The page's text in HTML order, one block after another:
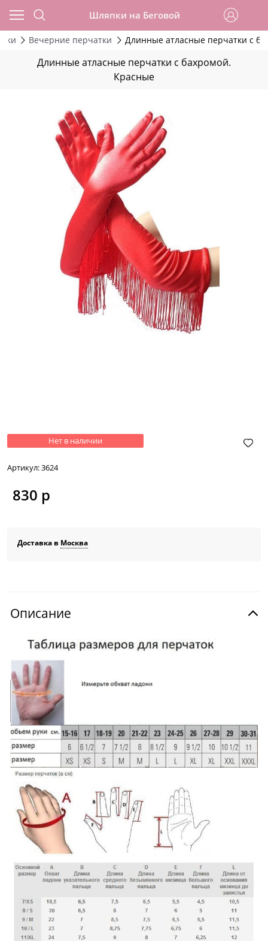
Шляпки на Беговой
Вечерние перчатки Длинные атласные перчатки с
Длинные атласные перчатки с бахромой.
Красные
Нет в наличии
Артикул:3624
830 р
Доставка в Москва
Описание